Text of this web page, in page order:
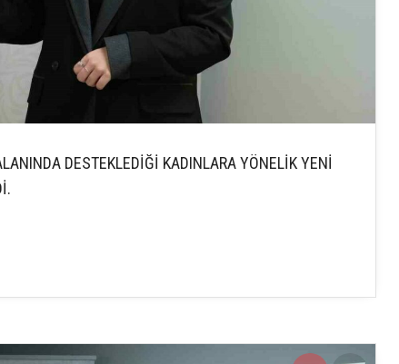
DESTEKLEDİĞİ KADINLARA YÖNELİK YENİ